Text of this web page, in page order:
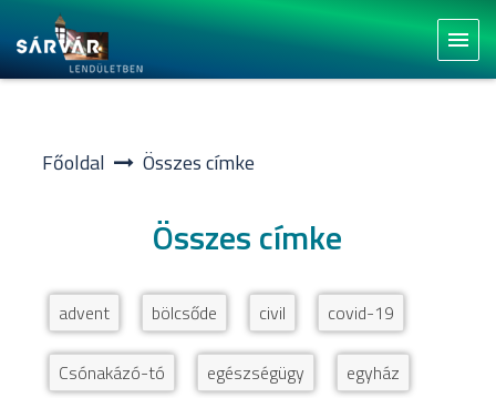
menu
Főoldal Összes címke
Összes címke
advent bölcsőde civil covid-19
Csónakázó-tó egészségügy egyház